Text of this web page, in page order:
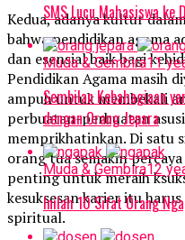
Kedua, adanya kultur
bahwa pendidikan agama
dan esensial baik bagi
Pendidikan Agama masih
ampuh untuk membekali
perbuatan-perbuatan
memprikhatinkan. Di satu
orang tua semakin
penting untuk meraih
kesuksesan karier itu
spiritual.
SMS Lucu Mahasiswa ke
Muda & Gembira11
Sembilan Kebahagiaan
dengan Orang Jepara
Muda & Gembira12
Inilah 10 Sifat Orang